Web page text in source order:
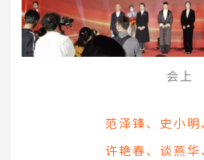
会上
范泽锋、史小明
许艳春、谈燕华